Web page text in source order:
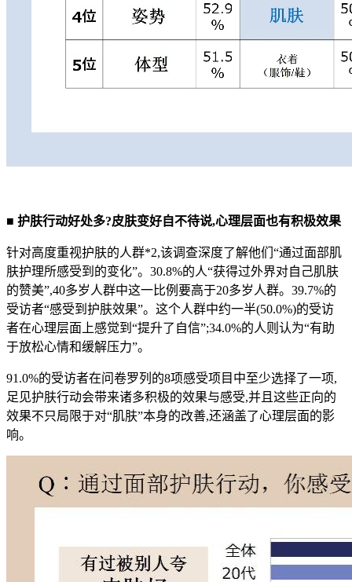
■ 护肤行动好处多?皮肤变好自不待说,心理层面也有积极效果
针对高度重视护肤的人群*2,该调查深度了解他们“通过面部肌
肤护理所感受到的变化”。30.8%的人“获得过外界对自己肌肤
的赞美”,40多岁人群中这一比例要高于20多岁人群。39.7%的
受访者“感受到护肤效果”。这个人群中约一半(50.0%)的受访
者在心理层面上感觉到“提升了自信”;34.0%的人则认为“有助
于放松心情和缓解压力”。
91.0%的受访者在问卷罗列的8项感受项目中至少选择了一项,
足见护肤行动会带来诸多积极的效果与感受,并且这些正向的
效果不只局限于对“肌肤”本身的改善,还涵盖了心理层面的影
响。